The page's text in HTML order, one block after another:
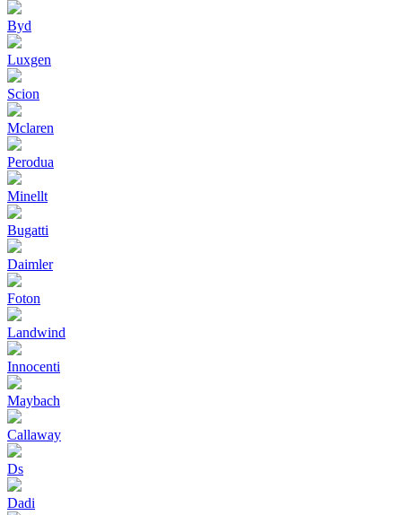
Byd
Luxgen
Scion
Mclaren
Perodua
Minellt
Bugatti
Daimler
Foton
Landwind
Innocenti
Maybach
Callaway
Ds
Dadi